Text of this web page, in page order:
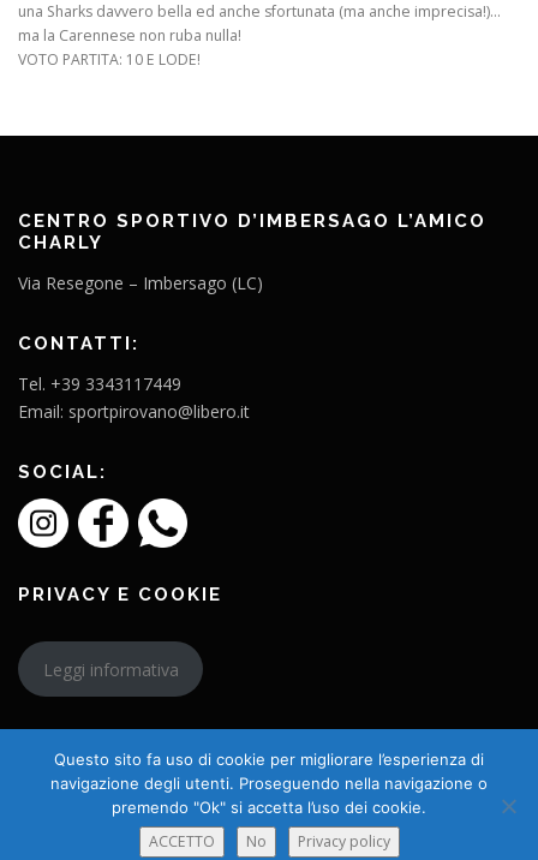
una Sharks davvero bella ed anche sfortunata (ma anche imprecisa!)…
ma la Carennese non ruba nulla!
VOTO PARTITA: 10 E LODE!
CENTRO SPORTIVO D’IMBERSAGO L’AMICO
CHARLY
Via Resegone – Imbersago (LC)
CONTATTI:
Tel. +39 3343117449
Email: sportpirovano@libero.it
SOCIAL:
PRIVACY E COOKIE
Leggi informativa
Copyright © 2026 L'Amico Charly
Questo sito fa uso di cookie per migliorare l’esperienza di
navigazione degli utenti. Proseguendo nella navigazione o
premendo "Ok" si accetta l’uso dei cookie.
ACCETTO No Privacy policy